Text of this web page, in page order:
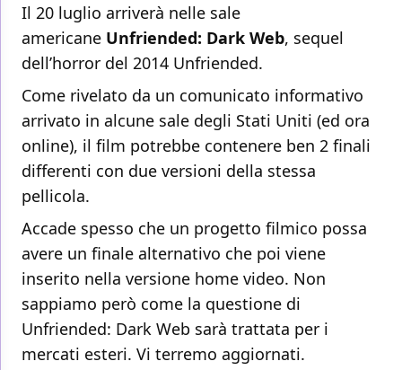
Il 20 luglio arriverà nelle sale
americane Unfriended: Dark Web, sequel
dell’horror del 2014 Unfriended.
Come rivelato da un comunicato informativo
arrivato in alcune sale degli Stati Uniti (ed ora
online), il film potrebbe contenere ben 2 finali
differenti con due versioni della stessa
pellicola.
Accade spesso che un progetto filmico possa
avere un finale alternativo che poi viene
inserito nella versione home video. Non
sappiamo però come la questione di
Unfriended: Dark Web sarà trattata per i
mercati esteri. Vi terremo aggiornati.